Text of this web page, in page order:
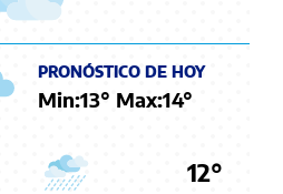
PRONÓSTICO DE HOY
Min:13° Max:14°
12°